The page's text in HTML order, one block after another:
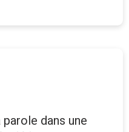
dans une